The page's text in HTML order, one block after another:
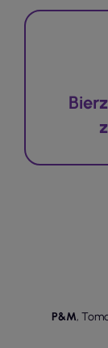
P&M,